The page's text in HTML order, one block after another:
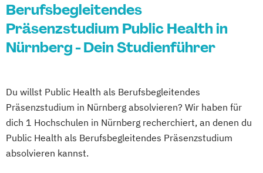
Berufsbegleitendes
Präsenzstudium Public Health in
Nürnberg - Dein Studienführer
Du willst Public Health als Berufsbegleitendes
Präsenzstudium in Nürnberg absolvieren? Wir haben für
dich 1 Hochschulen in Nürnberg recherchiert, an denen du
Public Health als Berufsbegleitendes Präsenzstudium
absolvieren kannst.